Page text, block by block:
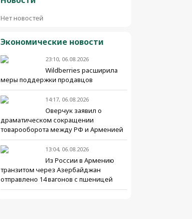
Нет новостей
Экономические новости
23:10, 06.08.2026
Wildberries расширила
меры поддержки продавцов
14:17, 06.08.2026
Оверчук заявил о
драматическом сокращении
товарооборота между РФ и Арменией
13:04, 06.08.2026
Из России в Армению
транзитом через Азербайджан
отправлено 14 вагонов с пшеницей